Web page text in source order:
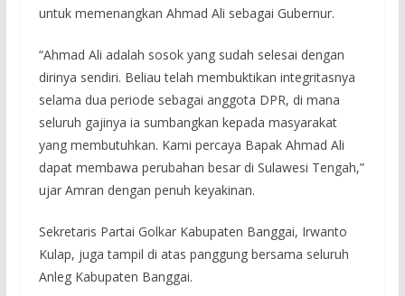
untuk memenangkan Ahmad Ali sebagai Gubernur.
“Ahmad Ali adalah sosok yang sudah selesai dengan
dirinya sendiri. Beliau telah membuktikan integritasnya
selama dua periode sebagai anggota DPR, di mana
seluruh gajinya ia sumbangkan kepada masyarakat
yang membutuhkan. Kami percaya Bapak Ahmad Ali
dapat membawa perubahan besar di Sulawesi Tengah,”
ujar Amran dengan penuh keyakinan.
Sekretaris Partai Golkar Kabupaten Banggai, Irwanto
Kulap, juga tampil di atas panggung bersama seluruh
Anleg Kabupaten Banggai.